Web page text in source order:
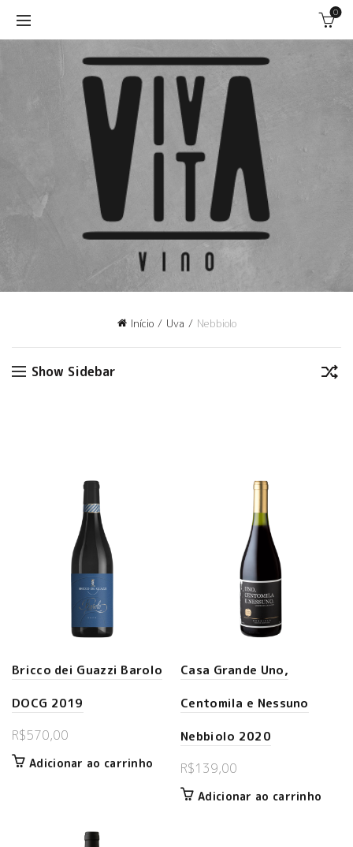
0
Início Uva Nebbiolo
Show Sidebar
Bricco dei Guazzi Barolo
DOCG 2019
R$570,00
Adicionar ao carrinho
Casa Grande Uno,
Centomila e Nessuno
Nebbiolo 2020
R$139,00
Adicionar ao carrinho